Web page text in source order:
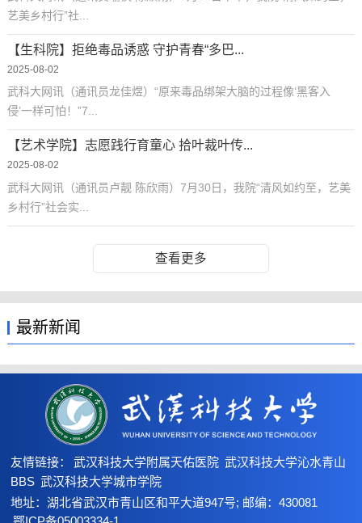
艺美乡村行”社...
【生科院】拒绝毒品诱惑 守护青春“多巴...
2025-08-02
武科大网讯（通讯员龙佳煜）“原来毒品绑架大脑的过程像‘黑客入
侵’一样可怕！”7...
【艺术学院】志愿践行育童心 拾叶裁叶传...
2025-08-02
武科大网讯（通讯员卢靓 陈欣雨）7月30日，我院“清风如约至，艺美
乡村行”社会实...
查看更多
最新新闻
友情链接： 武汉科技大学附属天佑医院 武汉科技大学沁水青山
BBS 武汉科技大学城市学院
地址：湖北省武汉市青山区和平大道947号; 邮编：430081